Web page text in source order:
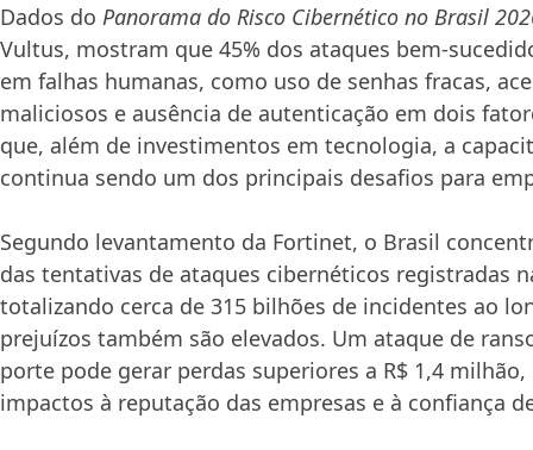
Dados do Panorama do Risco Cibernético no Brasil
Vultus, mostram que 45% dos ataques bem-
em falhas humanas, como uso de senhas fracas,
maliciosos e ausência de autenticação em dois
que, além de investimentos em tecnologia, a
continua sendo um dos principais desafios para
Segundo levantamento da Fortinet, o Brasil
das tentativas de ataques cibernéticos registradas
totalizando cerca de 315 bilhões de incidentes ao
prejuízos também são elevados. Um ataque de
porte pode gerar perdas superiores a R$ 1,4
impactos à reputação das empresas e à confiança